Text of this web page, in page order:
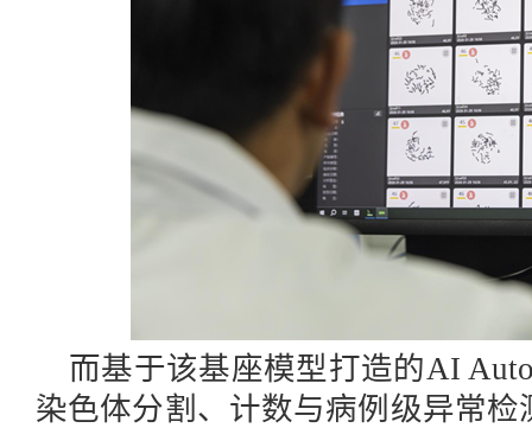
而基于该基座模型打造的AI
染色体分割、计数与病例级异常